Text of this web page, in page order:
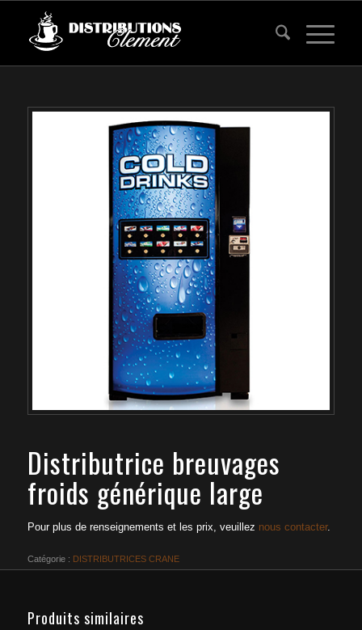
Distributrice breuvages
froids générique large
Pour plus de renseignements et les prix, veuillez nous contacter.
Catégorie : DISTRIBUTRICES CRANE
Produits similaires